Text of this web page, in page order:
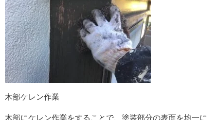
木部ケレン作業
木部にケレン作業をすることで、塗装部分の表面を均一に